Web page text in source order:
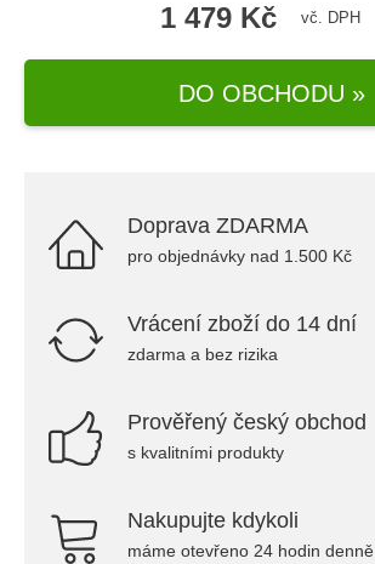
1 479 Kč vč. DPH
DO OBCHODU »
Doprava ZDARMA
pro objednávky nad 1.500 Kč
Vrácení zboží do 14 dní
zdarma a bez rizika
Prověřený český obchod
s kvalitními produkty
Nakupujte kdykoli
máme otevřeno 24 hodin denně